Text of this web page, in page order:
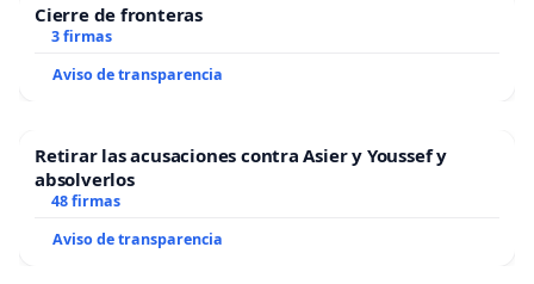
Cierre de fronteras
3 firmas
Aviso de transparencia
Retirar las acusaciones contra Asier y Youssef y
absolverlos
48 firmas
Aviso de transparencia